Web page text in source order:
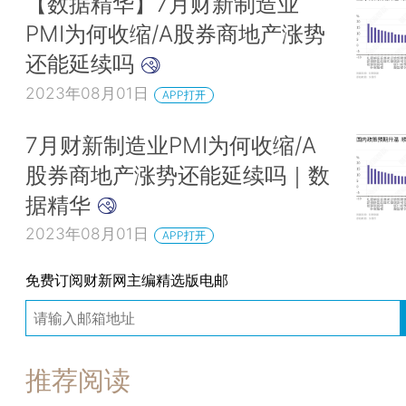
PMI为何收缩/A股券商地产涨势
还能延续吗
2023年08月01日 APP打开
7月财新制造业PMI为何收缩/A
股券商地产涨势还能延续吗｜数
据精华
2023年08月01日 APP打开
免费订阅财新网主编精选版电邮
推荐阅读